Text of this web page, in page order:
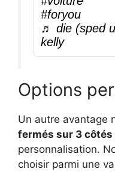
#foryou
♬ die (sped
kelly
Options
Un autre avantage
fermés sur 3 côtés
personnalisation.
choisir parmi une